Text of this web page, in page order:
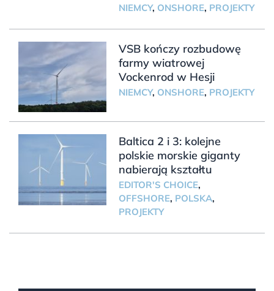
NIEMCY, ONSHORE, PROJEKTY
VSB kończy rozbudowę
farmy wiatrowej
Vockenrod w Hesji
NIEMCY, ONSHORE, PROJEKTY
Baltica 2 i 3: kolejne
polskie morskie giganty
nabierają kształtu
EDITOR'S CHOICE,
OFFSHORE, POLSKA,
PROJEKTY